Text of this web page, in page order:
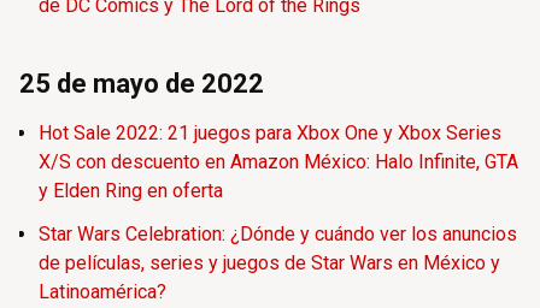
de DC Comics y The Lord of the Rings
25 de mayo de 2022
Hot Sale 2022: 21 juegos para Xbox One y Xbox Series
X/S con descuento en Amazon México: Halo Infinite, GTA
y Elden Ring en oferta
Star Wars Celebration: ¿Dónde y cuándo ver los anuncios
de películas, series y juegos de Star Wars en México y
Latinoamérica?